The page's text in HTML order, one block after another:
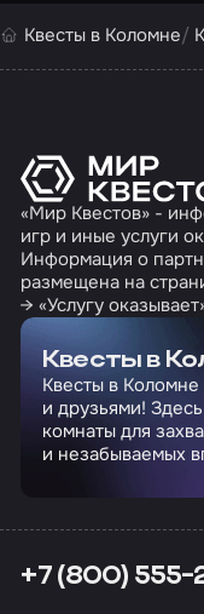
Квесты в Коломне
«Мир Квестов» -
игр и иные услуги
Информация о
размещена на
→ «Услугу
Квесты в
Квесты в
и друзьями!
комнаты для
и незабываемых
+7 (800) 555-